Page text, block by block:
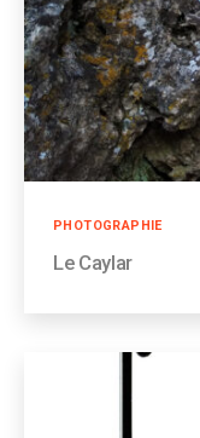
Catégories
PHOTOGRAPHIE
Le Caylar